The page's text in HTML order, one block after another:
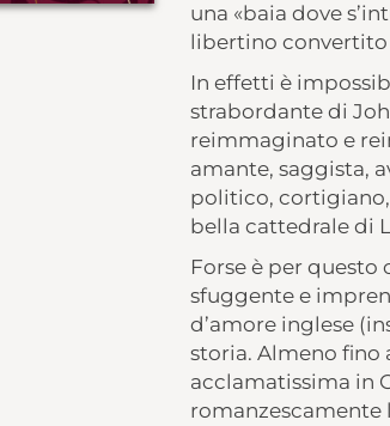
una «baia dove
libertino convertito
In effetti è
strabordante di
reimmaginato e
amante, saggista,
politico,
bella cattedrale di
Forse è per
sfuggente e
d’amore inglese
storia. Almeno fino
acclamatissima in
romanzescamente